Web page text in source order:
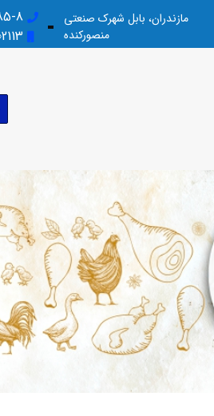
مازندران، بابل شهرک صنعتی
منصورکنده
8